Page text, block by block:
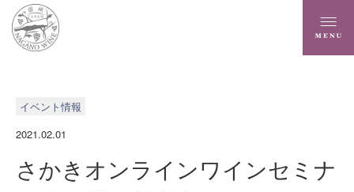
イベント情報
2021.02.01
さかきオンラインワインセミナ